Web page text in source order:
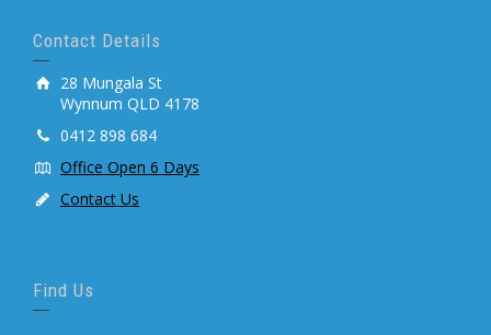
Contact Details
28 Mungala St
Wynnum QLD 4178
0412 898 684
Office Open 6 Days
Contact Us
Find Us